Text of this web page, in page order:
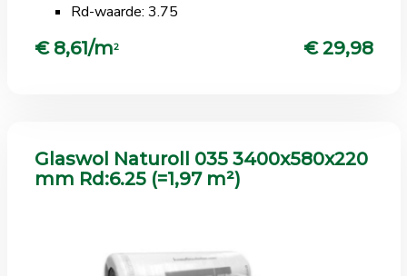
Rd-waarde: 3.75
€ 8,61/m2 € 29,98
Glaswol Naturoll 035 3400x580x220
mm Rd:6.25 (=1,97 m²)